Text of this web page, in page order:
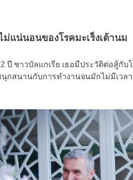
ม่แน่นอนของโรคมะเร็งเต้านม
าวบัลแกเรีย เธอมีประวัติต่อสู้กับโ
นุกสนานกับการทำงานจนมักไม่มีเวล